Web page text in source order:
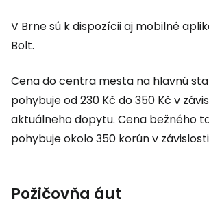
V Brne sú k dispozícii aj mobilné
Bolt.
Cena do centra mesta na hlavnú
pohybuje od 230 Kč do 350 Kč v
aktuálneho dopytu. Cena bežného
pohybuje okolo 350 korún v
Požičovňa áut